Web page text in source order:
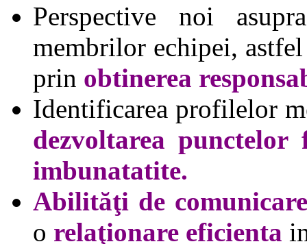
Perspective noi
membrilor echipei,
prin obtinerea
Identificarea profilelor
dezvoltarea
imbunatatite.
Abilităţi de
o relaţionare eficienta